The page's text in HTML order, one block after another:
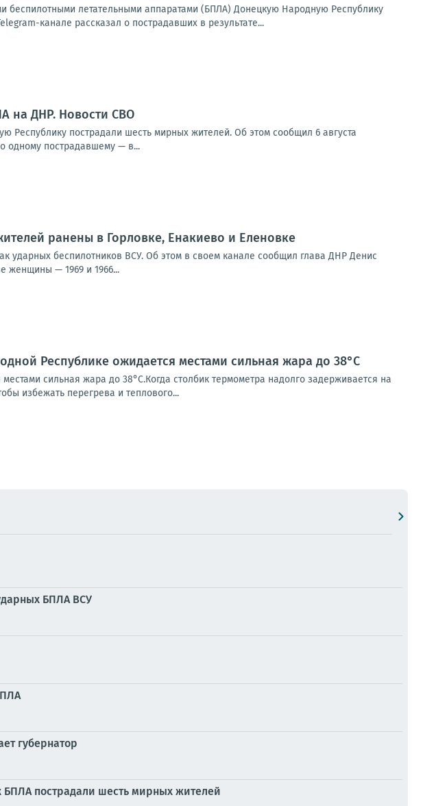
летательными аппаратами (БПЛА) Донецкую Народную Республику
канале рассказал о пострадавших в результате...
на ДНР. Новости СВО
Республику пострадали шесть мирных жителей. Об этом сообщил 6 августа
одному пострадавшему — в...
ранены в Горловке, Енакиево и Еленовке
ударных беспилотников ВСУ. Об этом в своем канале сообщил глава ДНР Денис
женщины — 1969 и 1966...
Республике ожидается местами сильная жара до 38°С
сильная жара до 38°С.Когда столбик термометра надолго задерживается на
избежать перегрева и теплового...
БПЛА ВСУ
губернатор
БПЛА пострадали шесть мирных жителей